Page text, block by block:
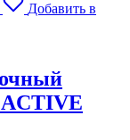
Добавить в